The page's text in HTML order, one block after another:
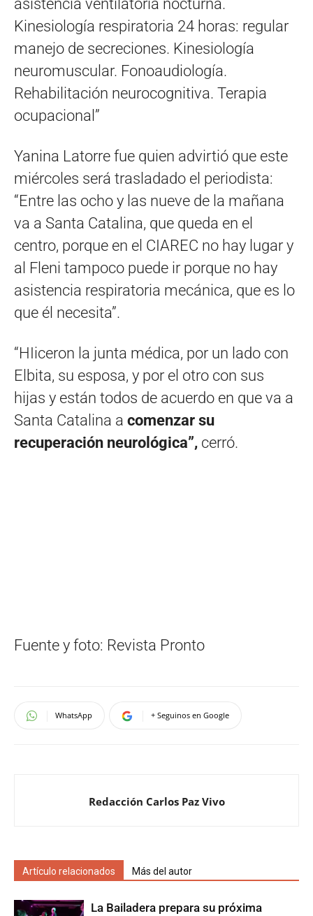
asistencia ventilatoria nocturna.
Kinesiología respiratoria 24 horas: regular
manejo de secreciones. Kinesiología
neuromuscular. Fonoaudiología.
Rehabilitación neurocognitiva. Terapia
ocupacional”
Yanina Latorre fue quien advirtió que este
miércoles será trasladado el periodista:
“Entre las ocho y las nueve de la mañana
va a Santa Catalina, que queda en el
centro, porque en el CIAREC no hay lugar y
al Fleni tampoco puede ir porque no hay
asistencia respiratoria mecánica, que es lo
que él necesita”.
“HIiceron la junta médica, por un lado con
Elbita, su esposa, y por el otro con sus
hijas y están todos de acuerdo en que va a
Santa Catalina a comenzar su
recuperación neurológica”, cerró.
Fuente y foto: Revista Pronto
WhatsApp + Seguinos en Google
Redacción Carlos Paz Vivo
Artículo relacionados Más del autor
La Bailadera prepara su próxima